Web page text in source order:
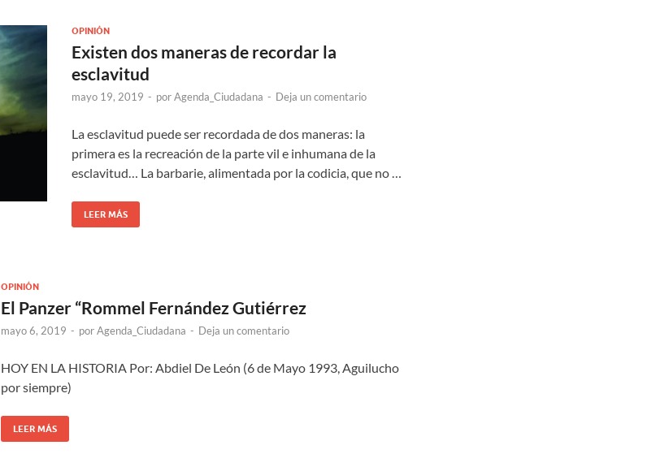
OPINIÓN
Existen dos maneras de recordar la
esclavitud
mayo 19, 2019 - porAgenda_Ciudadana - Deja un comentario
La esclavitud puede ser recordada de dos maneras: la
primera es la recreación de la parte vil e inhumana de la
esclavitud… La barbarie, alimentada por la codicia, que no …
LEER MÁS
OPINIÓN
El Panzer “Rommel Fernández Gutiérrez
mayo 6, 2019 - porAgenda_Ciudadana - Deja un comentario
HOY EN LA HISTORIA Por: Abdiel De León (6 de Mayo 1993, Aguilucho
por siempre)
LEER MÁS